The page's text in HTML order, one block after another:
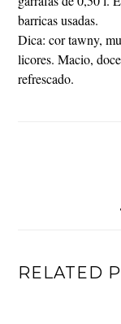
barricas usadas.
Dica: cor tawny,
licores. Macio,
refrescado.
RELATED